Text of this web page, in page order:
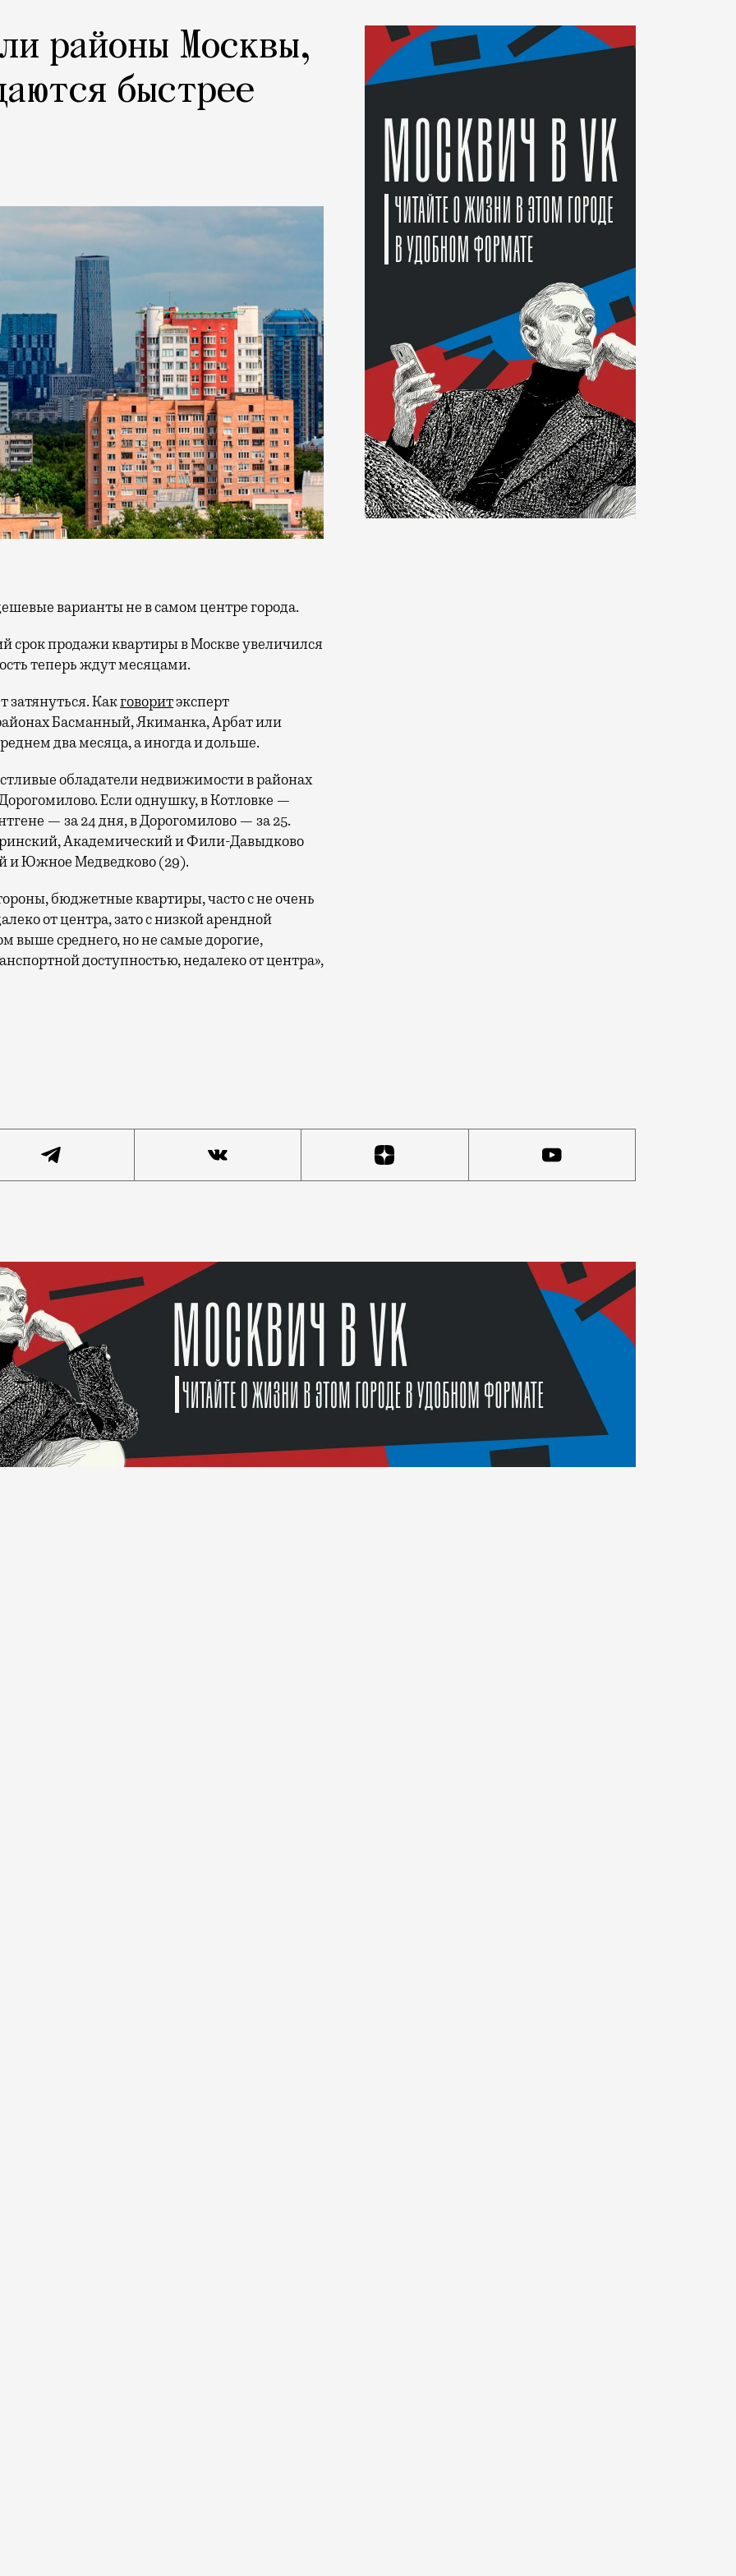
районы Москвы,
быстрее
варианты не в самом центре города.
срок продажи квартиры в Москве увеличился
теперь ждут месяцами.
затянуться. Какговоритэксперт
Басманный, Якиманка, Арбат или
два месяца, а иногда и дольше.
обладатели недвижимости в районах
Если однушку, в Котловке —
— за 24 дня, в Дорогомилово — за 25.
Академический и Фили-Давыдково
и Южное Медведково (29).
бюджетные квартиры, часто с не очень
от центра, зато с низкой арендной
выше среднего, но не самые дорогие,
доступностью, недалеко от центра»,
варианты не в самом центре города. Недавно были новости, что средний срок продажи квартиры в